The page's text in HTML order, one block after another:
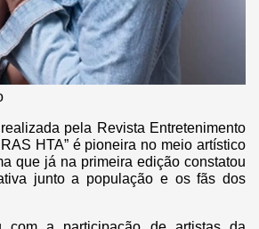
pela Revista Entretenimento
HTA” é pioneira no meio artístico
que já na primeira edição constatou
junto a população e os fãs dos